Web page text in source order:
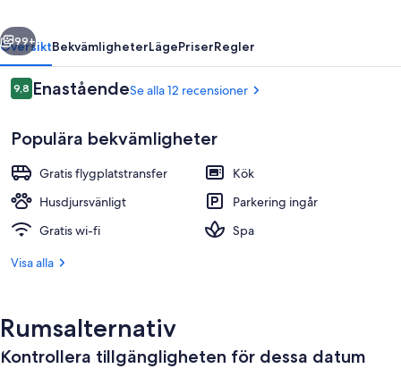
KAHUREA | Utsikt från rummet
Nästa
99+
ÖversiktBekvämligheterLägePriserRegler
Recensioner
9,89,8 av 10,
EnaståendeSe alla 12 recensioner
Populära bekvämligheter
Gratis flygplatstransfer
Kök
Husdjursvänligt
Parkering ingår
Gratis wi-fi
Spa
Visa alla
Rumsalternativ
Kontrollera tillgängligheten för dessa datum